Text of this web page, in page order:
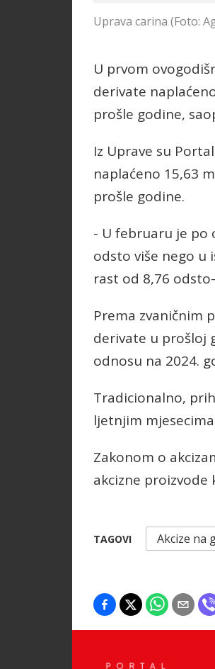
Uprava carina (Foto:
U prvom
derivate
prošle godine,
Iz Uprave su
naplaćeno 15,63
prošle godine.
- U februaru je po
odsto više nego u
rast od 8,76
Prema zvaničnim
derivate u prošloj
odnosu na 2024.
Tradicionalno,
ljetnjim
Zakonom o
akcizne
TAGOVI Akcize na